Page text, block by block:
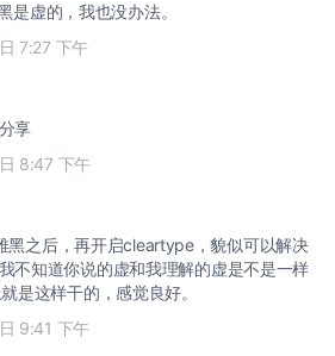
是虚的，我也没办法。
7:27 下午
享
8:47 下午
黑之后，再开启cleartype，貌似可以解决
不知道你说的虚和我理解的虚是不是一样
是这样干的，感觉良好。
9:41 下午